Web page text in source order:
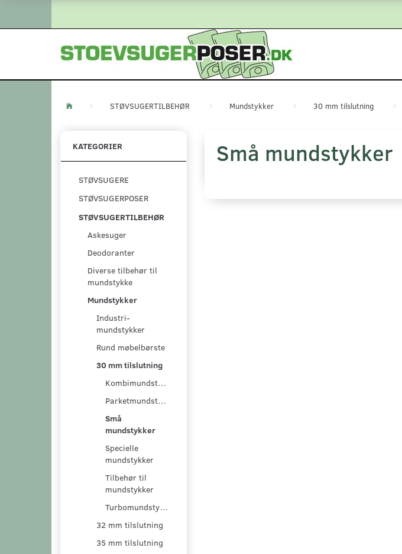
STØVSUGERTILBEHØR Mundstykker 30 mm tilslutning
KATEGORIER
STØVSUGERE
STØVSUGERPOSER
STØVSUGERTILBEHØR
Askesuger
Deodoranter
Diverse tilbehør til
mundstykke
Mundstykker
Industri-
mundstykker
Rund møbelbørste
30 mm tilslutning
Kombimundstykker
Parketmundstykker
Små
mundstykker
Specielle
mundstykker
Tilbehør til
mundstykker
Turbomundstykker
32 mm tilslutning
35 mm tilslutning
Små mundstykker